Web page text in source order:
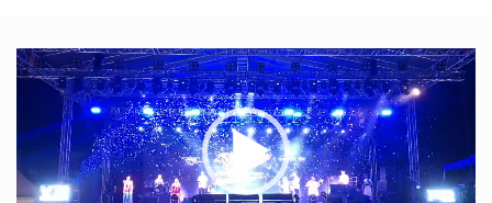
Video
Player